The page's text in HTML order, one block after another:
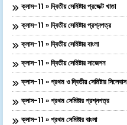
ক্লাস-11 » দ্বিতীয় সেমিষ্টার প্রজেক্ট খাতা
ক্লাস-11 » দ্বিতীয় সেমিষ্টার প্রশ্নপত্র
ক্লাস-11 » দ্বিতীয় সেমিষ্টার বাংলা
ক্লাস-11 » দ্বিতীয় সেমিষ্টার সাজেশন
ক্লাস-11 » প্রথম ও দ্বিতীয় সেমিষ্টার সিলেবাস
ক্লাস-11 » প্রথম সেমিষ্টার প্রশ্নপত্র
ক্লাস-11 » প্রথম সেমিষ্টার বাংলা